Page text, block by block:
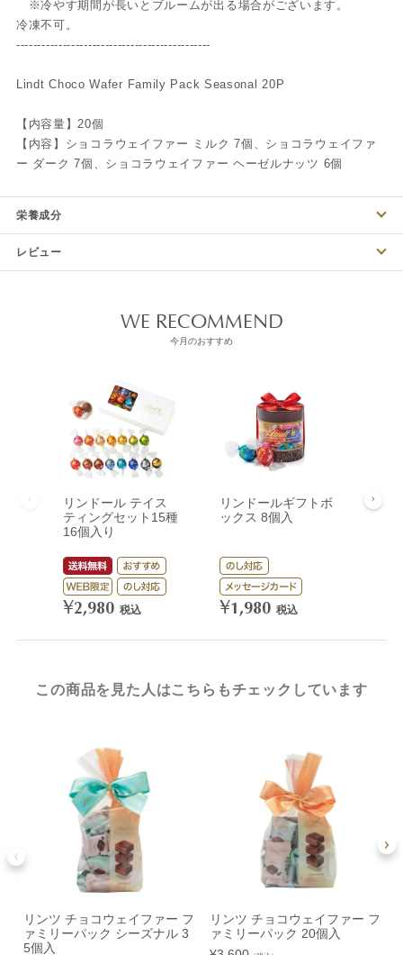
※冷やす期間が長いとブルームが出る場合がございます。
冷凍不可。
----------------------------------------------
Lindt Choco Wafer Family Pack Seasonal 20P
【内容量】20個
【内容】ショコラウェイファー ミルク 7個、ショコラウェイファ
ー ダーク 7個、ショコラウェイファー ヘーゼルナッツ 6個
栄養成分
レビュー
WE RECOMMEND
今月のおすすめ
リンドール テイス
ティングセット15種
16個入り
¥2,980 税込
リンドールギフトボ
ックス 8個入
¥1,980 税込
リ
この商品を見た人はこちらもチェックしています
リンツ チョコウェイファー フ
ァミリーパック シーズナル 3
5個入
リンツ チョコウェイファー フ
ァミリーパック 20個入